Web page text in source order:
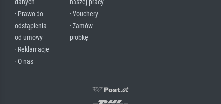
danych
· Prawo do
odstąpienia
od umowy
· Reklamacje
· O nas
naszej pracy
· Vouchery
· Zamów
próbkę